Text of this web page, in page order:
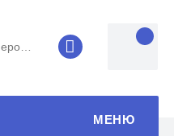
8 (4852) 33-
МЕНЮ